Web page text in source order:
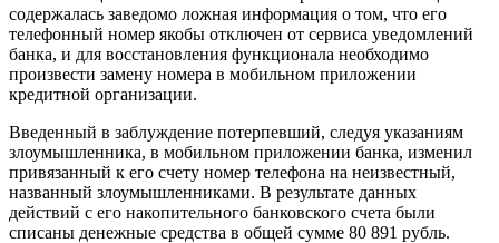
содержалась заведомо ложная информация о том, что его
телефонный номер якобы отключен от сервиса уведомлений
банка, и для восстановления функционала необходимо
произвести замену номера в мобильном приложении
кредитной организации.
Введенный в заблуждение потерпевший, следуя указаниям
злоумышленника, в мобильном приложении банка, изменил
привязанный к его счету номер телефона на неизвестный,
названный злоумышленниками. В результате данных
действий с его накопительного банковского счета были
списаны денежные средства в общей сумме 80 891 рубль.